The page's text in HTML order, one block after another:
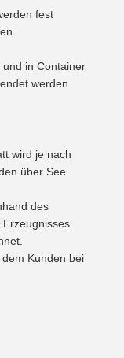
fest
in Container
werden
wird je nach
über See
des
Kunden bei